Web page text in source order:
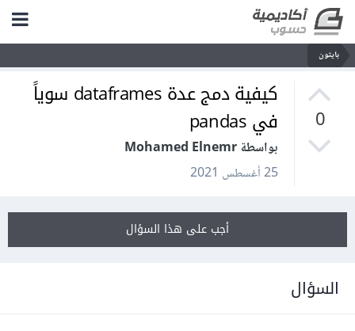
بايثون
0
كيفية دمج عدة dataframes سوياً
في pandas
بواسطة Mohamed Elnemr
25 أغسطس 2021
أجب على هذا السؤال
السؤال